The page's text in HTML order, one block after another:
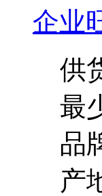
企业
供
最
品
产